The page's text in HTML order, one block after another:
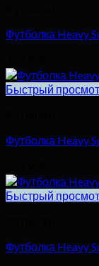
Футболка Heavy
Быстрый
Футболка Heavy
Быстрый
Футболка Heavy